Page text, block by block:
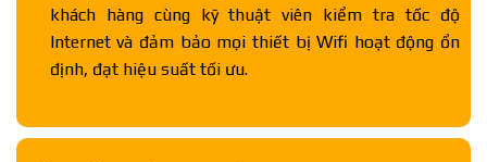
khách hàng cùng kỹ thuật viên kiểm tra tốc độ
Internet và đảm bảo mọi thiết bị Wifi hoạt động ổn
định, đạt hiệu suất tối ưu.